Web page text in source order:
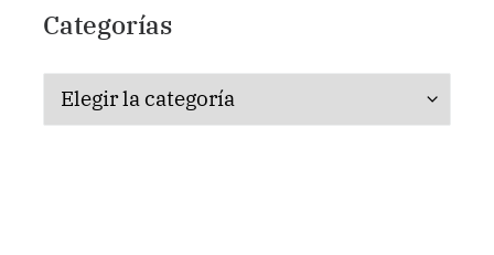
Categorías
Categorías